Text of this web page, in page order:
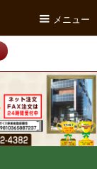
メニュー